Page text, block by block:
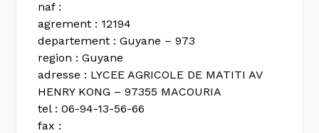
naf :
agrement : 12194
departement : Guyane – 973
region : Guyane
adresse : LYCEE AGRICOLE DE MATITI AV
HENRY KONG – 97355 MACOURIA
tel : 06-94-13-56-66
fax :